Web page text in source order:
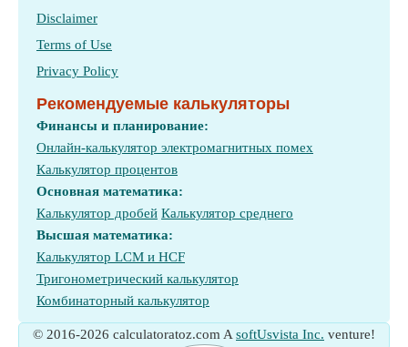
Disclaimer
Terms of Use
Privacy Policy
Рекомендуемые калькуляторы
Финансы и планирование:
Онлайн-калькулятор электромагнитных помех
Калькулятор процентов
Основная математика:
Калькулятор дробей Калькулятор среднего
Высшая математика:
Калькулятор LCM и HCF
Тригонометрический калькулятор
Комбинаторный калькулятор
© 2016-2026 calculatoratoz.com A softUsvista Inc. venture!